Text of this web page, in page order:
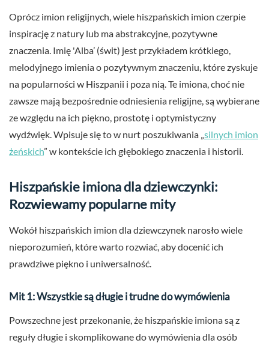
Oprócz imion religijnych, wiele hiszpańskich imion czerpie
inspirację z natury lub ma abstrakcyjne, pozytywne
znaczenia. Imię 'Alba’ (świt) jest przykładem krótkiego,
melodyjnego imienia o pozytywnym znaczeniu, które zyskuje
na popularności w Hiszpanii i poza nią. Te imiona, choć nie
zawsze mają bezpośrednie odniesienia religijne, są wybierane
ze względu na ich piękno, prostotę i optymistyczny
wydźwięk. Wpisuje się to w nurt poszukiwania „ silnych imion
żeńskich” w kontekście ich głębokiego znaczenia i historii.
Hiszpańskie imiona dla dziewczynki:
Rozwiewamy popularne mity
Wokół hiszpańskich imion dla dziewczynek narosło wiele
nieporozumień, które warto rozwiać, aby docenić ich
prawdziwe piękno i uniwersalność.
Mit 1: Wszystkie są długie i trudne do wymówienia
Powszechne jest przekonanie, że hiszpańskie imiona są z
reguły długie i skomplikowane do wymówienia dla osób